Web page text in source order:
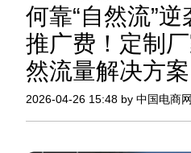
何靠“自然流”
推广费！定制
然流量解决方案
2026-04-26 15:48 by 中国电商